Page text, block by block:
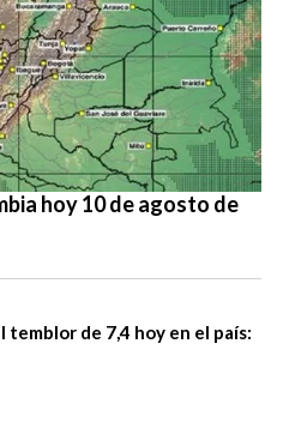
hoy 10 de agosto de
temblor de 7,4 hoy en el país: